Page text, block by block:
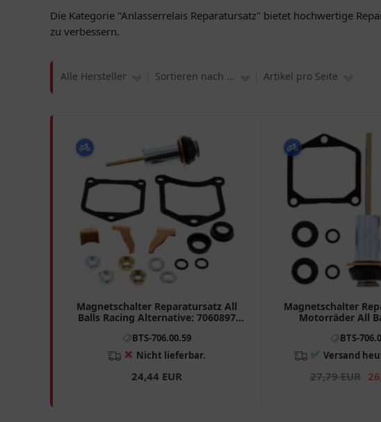
Die Kategorie "Anlasserrelais Reparatursatz" bietet hochwertige
zu verbessern.
Alle Hersteller Sortieren nach ... Artikel pro Seite
Magnetschalter Reparatursatz All
Balls Racing Alternative: 7060897
BTS-706.00.59
❌ Nicht lieferbar.
24,44 EUR
Magnetschalter
Motorräder All
BTS-
✅ Versand
27,79 EUR